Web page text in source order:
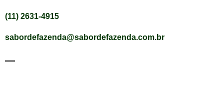
(11) 2631-4915
sabordefazenda@sabordefazenda.com.br